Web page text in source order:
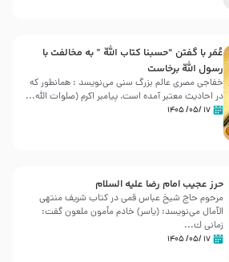
عُمَر با گفتن “حسبنا كتاب اللّه ” به مخالفت با
رسول اللّه برخاست
خفاجی مصری عالم بزرگ سنی می‌نویسد : همانطور که
در احادیث معتبر آمده است، پیامبر اکرم (صلوات اللّه...
۱۷ /۰۵/ ۱۴۰۵
حرز عجیب امام رضا علیه السلام
مرحوم حاج شیخ عباس قمی در کتاب شریف منتهی
الآمال می‌نویسد: (ياسر) خادم مأمون ملعون گفت:
زمانى ك...
۱۷ /۰۵/ ۱۴۰۵